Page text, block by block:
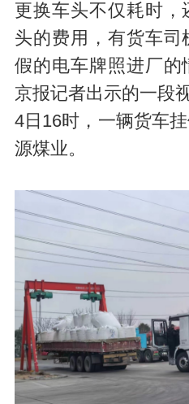
更换车头不仅耗时
头的费用，有货车司
假的电车牌照进厂的
京报记者出示的一段
4日16时，一辆货车
源煤业。